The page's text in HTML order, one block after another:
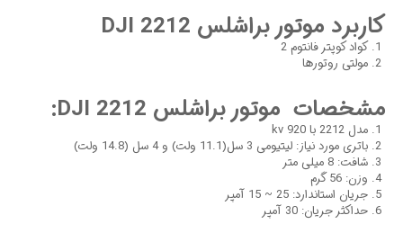
کاربرد موتور براشلس DJI 2212
کواد کوپتر فانتوم 2
مولتی روتورها
مشخصات موتور براشلس DJI 2212:
مدل 2212 با kv 920
باتری مورد نیاز: لیتیومی 3 سل(11.1 ولت) و 4 سل (14.8 ولت)
شافت: 8 میلی متر
وزن: 56 گرم
جریان استاندارد: 25 ~ 15 آمپر
حداکثر جریان: 30 آمپر